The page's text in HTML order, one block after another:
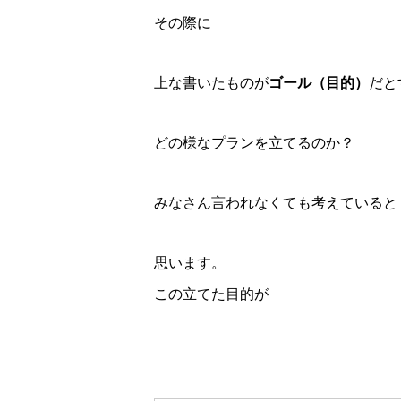
その際に
上な書いたものがゴール（目的） だと
どの様なプランを立てるのか？
みなさん言われなくても考えていると
思います。
この立てた目的が